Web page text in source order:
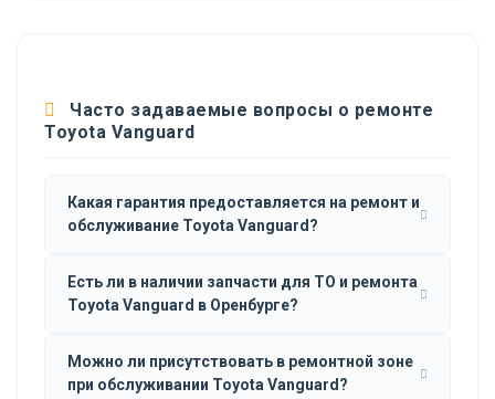
Часто задаваемые вопросы о ремонте
Toyota Vanguard
Какая гарантия предоставляется на ремонт и
обслуживание Toyota Vanguard?
Есть ли в наличии запчасти для ТО и ремонта
Toyota Vanguard в Оренбурге?
Можно ли присутствовать в ремонтной зоне
при обслуживании Toyota Vanguard?